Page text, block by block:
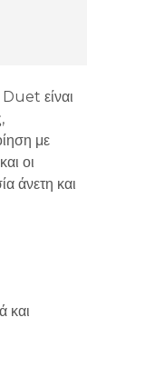
είναι
με
οι
άνετη και
και